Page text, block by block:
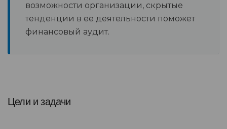
возможности организации, скрытые
тенденции в ее деятельности поможет
финансовый аудит.
Цели и задачи